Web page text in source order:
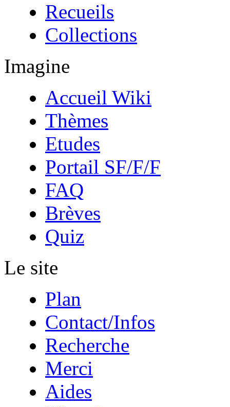
Recueils
Collections
Imagine
Accueil Wiki
Thèmes
Etudes
Portail SF/F/F
FAQ
Brèves
Quiz
Le site
Plan
Contact/Infos
Recherche
Merci
Aides